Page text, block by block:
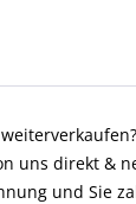
uns direkt &
und Sie